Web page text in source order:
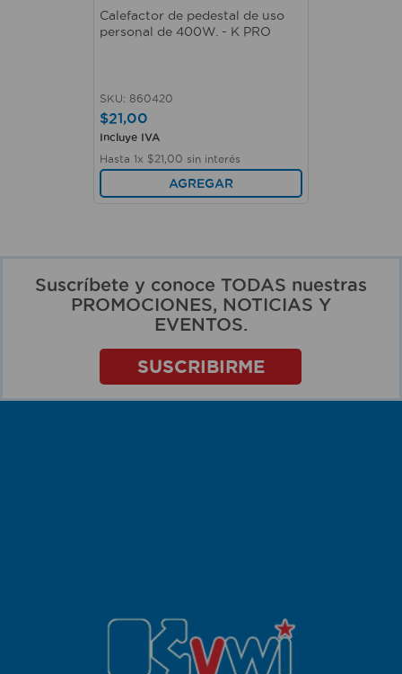
Calefactor de pedestal de uso
personal de 400W. - K PRO
SKU: 860420
$21,00
Incluye IVA
Hasta 1x $21 00 sin interés
AGREGAR
Suscríbete y conoce TODAS nuestras
PROMOCIONES, NOTICIAS Y
EVENTOS.
SUSCRIBIRME